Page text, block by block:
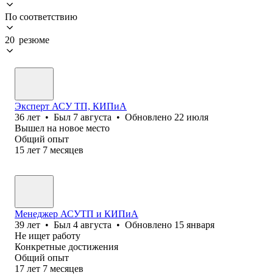
По соответствию
20 резюме
Эксперт АСУ ТП, КИПиА
36 лет • Был 7 августа • Обновлено 22 июля
Вышел на новое место
Общий опыт
15 лет 7 месяцев
Менеджер АСУТП и КИПиА
39 лет • Был 4 августа • Обновлено 15 января
Не ищет работу
Конкретные достижения
Общий опыт
17 лет 7 месяцев